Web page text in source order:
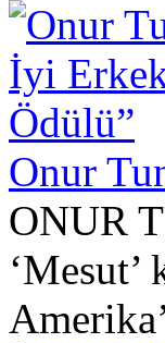
Onur
ONUR